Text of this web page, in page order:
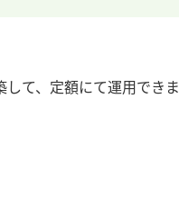
て、定額にて運用できま